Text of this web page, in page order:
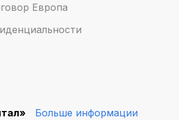
Европа
Больше информации